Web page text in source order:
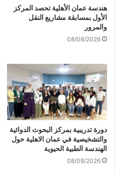
هندسة عمان الأهلية تحصد المركز
الأول بمسابقة مشاريع النقل
والمرور
08/08/2026
دورة تدريبية بمركز البحوث الدوائية
والتشخيصية في عمان الاهلية حول
الهندسة الطبية الحيوية
08/08/2026